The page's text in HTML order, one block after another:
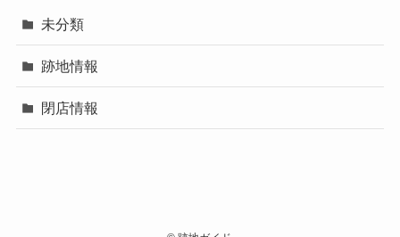
未分類
跡地情報
閉店情報